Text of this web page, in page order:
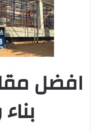
افضل